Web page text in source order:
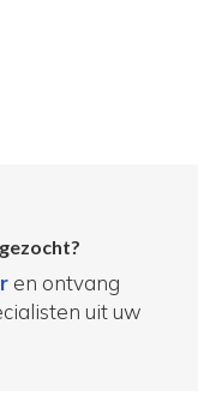
en ontvang
uit uw